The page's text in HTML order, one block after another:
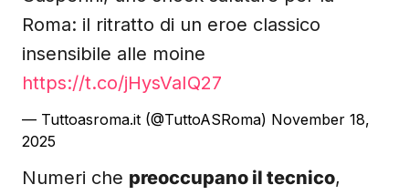
Roma: il ritratto di un eroe classico
insensibile alle moine
https://t.co/jHysVaIQ27
— Tuttoasroma.it (@TuttoASRoma) November 18,
2025
Numeri che preoccupano il tecnico,